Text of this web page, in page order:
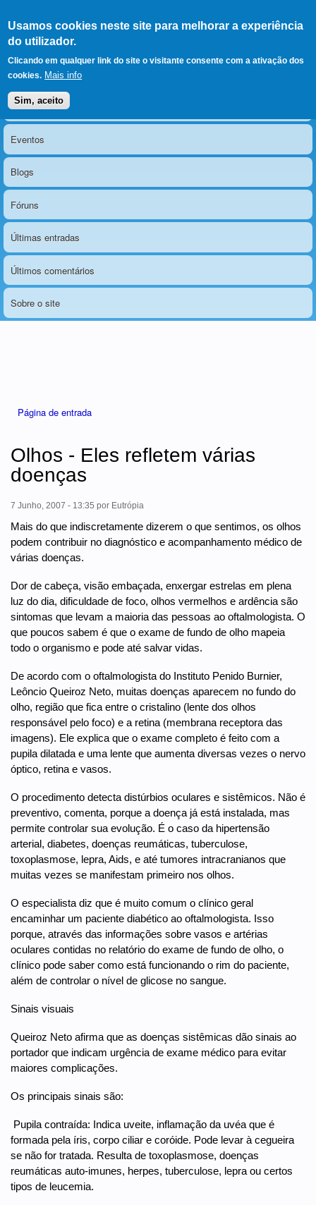
Usamos cookies neste site para melhorar a experiência
do utilizador.
Clicando em qualquer link do site o visitante consente com a ativação dos
cookies. Mais info
Sim, aceito
LERPARAVER , ir para a
página principal
O portal da visão diferente
Menu principal
Notícias
Eventos
Blogs
Fóruns
Últimas entradas
Últimos comentários
Sobre o site
Página de entrada
Olhos - Eles refletem várias
doenças
7 Junho, 2007 - 13:35 por Eutrópia
Mais do que indiscretamente dizerem o que sentimos, os olhos
podem contribuir no diagnóstico e acompanhamento médico de
várias doenças.
Dor de cabeça, visão embaçada, enxergar estrelas em plena
luz do dia, dificuldade de foco, olhos vermelhos e ardência são
sintomas que levam a maioria das pessoas ao oftalmologista. O
que poucos sabem é que o exame de fundo de olho mapeia
todo o organismo e pode até salvar vidas.
De acordo com o oftalmologista do Instituto Penido Burnier,
Leôncio Queiroz Neto, muitas doenças aparecem no fundo do
olho, região que fica entre o cristalino (lente dos olhos
responsável pelo foco) e a retina (membrana receptora das
imagens). Ele explica que o exame completo é feito com a
pupila dilatada e uma lente que aumenta diversas vezes o nervo
óptico, retina e vasos.
O procedimento detecta distúrbios oculares e sistêmicos. Não é
preventivo, comenta, porque a doença já está instalada, mas
permite controlar sua evolução. É o caso da hipertensão
arterial, diabetes, doenças reumáticas, tuberculose,
toxoplasmose, lepra, Aids, e até tumores intracranianos que
muitas vezes se manifestam primeiro nos olhos.
O especialista diz que é muito comum o clínico geral
encaminhar um paciente diabético ao oftalmologista. Isso
porque, através das informações sobre vasos e artérias
oculares contidas no relatório do exame de fundo de olho, o
clínico pode saber como está funcionando o rim do paciente,
além de controlar o nível de glicose no sangue.
Sinais visuais
Queiroz Neto afirma que as doenças sistêmicas dão sinais ao
portador que indicam urgência de exame médico para evitar
maiores complicações.
Os principais sinais são:
 Pupila contraída: Indica uveite, inflamação da uvéa que é
formada pela íris, corpo ciliar e coróide. Pode levar à cegueira
se não for tratada. Resulta de toxoplasmose, doenças
reumáticas auto-imunes, herpes, tuberculose, lepra ou certos
tipos de leucemia.